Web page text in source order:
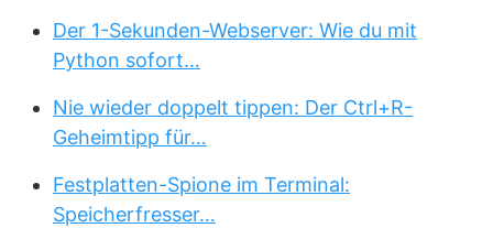
Der 1-Sekunden-Webserver: Wie du mit
Python sofort…
Nie wieder doppelt tippen: Der Ctrl+R-
Geheimtipp für…
Festplatten-Spione im Terminal:
Speicherfresser…